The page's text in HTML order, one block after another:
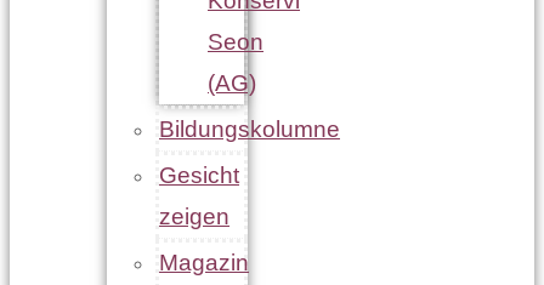
Seon
(AG)
Bildungskolumne
Gesicht
zeigen
Magazin